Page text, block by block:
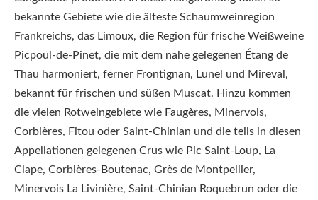
bekannte Gebiete wie die älteste Schaumweinregion
Frankreichs, das Limoux, die Region für frische Weißweine
Picpoul-de-Pinet, die mit dem nahe gelegenen Étang de
Thau harmoniert, ferner Frontignan, Lunel und Mireval,
bekannt für frischen und süßen Muscat. Hinzu kommen
die vielen Rotweingebiete wie Faugères, Minervois,
Corbières, Fitou oder Saint-Chinian und die teils in diesen
Appellationen gelegenen Crus wie Pic Saint-Loup, La
Clape, Corbières-Boutenac, Grès de Montpellier,
Minervois La Livinière, Saint-Chinian Roquebrun oder die